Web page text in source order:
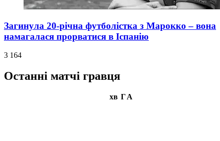
Загинула 20-річна футболістка з Марокко – вона
намагалася прорватися в Іспанію
3 164
Останні матчі гравця
хв ГА